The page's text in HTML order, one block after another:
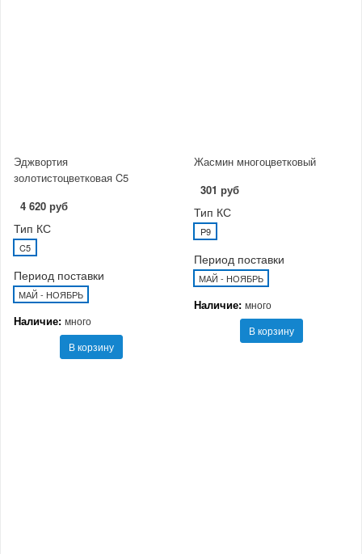
Эджвортия
золотистоцветковая C5
4 620 руб
Тип КС
C5
Период поставки
МАЙ - НОЯБРЬ
Наличие: много
В корзину
Жасмин многоцветковый
301 руб
Тип КС
P9
Период поставки
МАЙ - НОЯБРЬ
Наличие: много
В корзину